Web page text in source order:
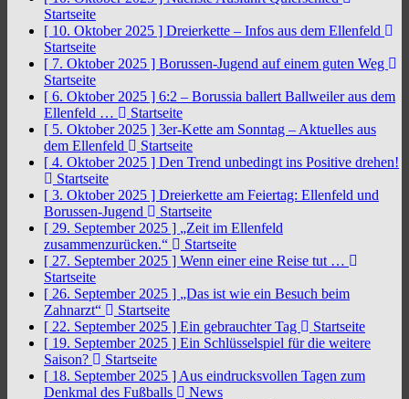
Startseite
[ 10. Oktober 2025 ] Dreierkette – Infos aus dem Ellenfeld
Startseite
[ 7. Oktober 2025 ] Borussen-Jugend auf einem guten Weg
Startseite
[ 6. Oktober 2025 ] 6:2 – Borussia ballert Ballweiler aus dem
Ellenfeld …
Startseite
[ 5. Oktober 2025 ] 3er-Kette am Sonntag – Aktuelles aus
dem Ellenfeld
Startseite
[ 4. Oktober 2025 ] Den Trend unbedingt ins Positive drehen!
Startseite
[ 3. Oktober 2025 ] Dreierkette am Feiertag: Ellenfeld und
Borussen-Jugend
Startseite
[ 29. September 2025 ] „Zeit im Ellenfeld
zusammenzurücken.“
Startseite
[ 27. September 2025 ] Wenn einer eine Reise tut …
Startseite
[ 26. September 2025 ] „Das ist wie ein Besuch beim
Zahnarzt“
Startseite
[ 22. September 2025 ] Ein gebrauchter Tag
Startseite
[ 19. September 2025 ] Ein Schlüsselspiel für die weitere
Saison?
Startseite
[ 18. September 2025 ] Aus eindrucksvollen Tagen zum
Denkmal des Fußballs
News